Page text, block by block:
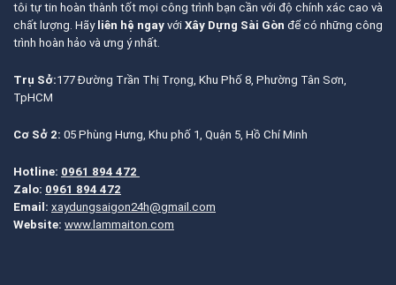
tôi tự tin hoàn thành tốt mọi công trình bạn cần với độ chính xác cao và
chất lượng. Hãy liên hệ ngay với Xây Dựng Sài Gòn để có những công
trình hoàn hảo và ưng ý nhất.
Trụ Sở:177 Đường Trần Thị Trọng, Khu Phố 8, Phường Tân Sơn,
TpHCM
Cơ Sở 2: 05 Phùng Hưng, Khu phố 1, Quận 5, Hồ Chí Minh
Hotline: 0961 894 472
Zalo: 0961 894 472
Email: xaydungsaigon24h@gmail.com
Website: www.lammaiton.com